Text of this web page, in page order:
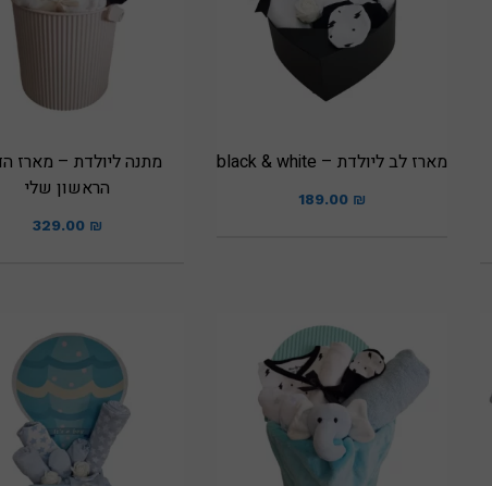
מארז לב ליולדת – black & white
189.00 ₪
מתנה ליולדת – מארז
הראשון שלי
329.00 ₪